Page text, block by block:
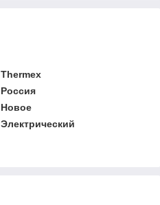
Thermex
Россия
Новое
Электрический